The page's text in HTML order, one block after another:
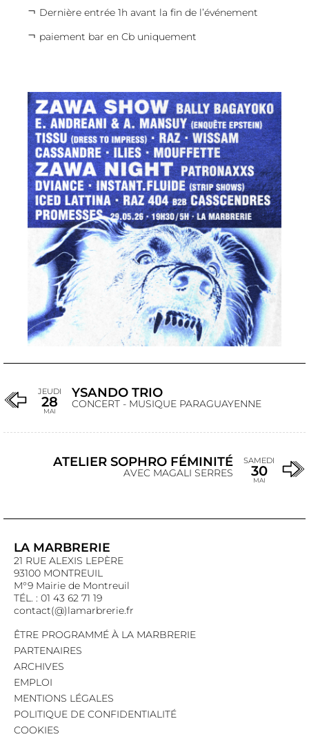
Dernière entrée 1h avant la fin de l’événement
paiement bar en Cb uniquement
JEUDI
28
MAI
YSANDO TRIO
CONCERT - MUSIQUE PARAGUAYENNE
ATELIER SOPHRO FÉMINITÉ
AVEC MAGALI SERRES
SAMEDI
30
MAI
LA MARBRERIE
21 RUE ALEXIS LEPÈRE
93100 MONTREUIL
M°9 Mairie de Montreuil
TÉL. : 01 43 62 71 19
contact(@)lamarbrerie.fr
ÊTRE PROGRAMMÉ À LA MARBRERIE
PARTENAIRES
ARCHIVES
EMPLOI
MENTIONS LÉGALES
POLITIQUE DE CONFIDENTIALITÉ
COOKIES